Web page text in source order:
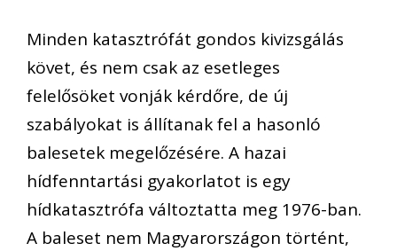
Minden katasztrófát gondos kivizsgálás
követ, és nem csak az esetleges
felelősöket vonják kérdőre, de új
szabályokat is állítanak fel a hasonló
balesetek megelőzésére. A hazai
hídfenntartási gyakorlatot is egy
hídkatasztrófa változtatta meg 1976-ban.
A baleset nem Magyarországon történt,